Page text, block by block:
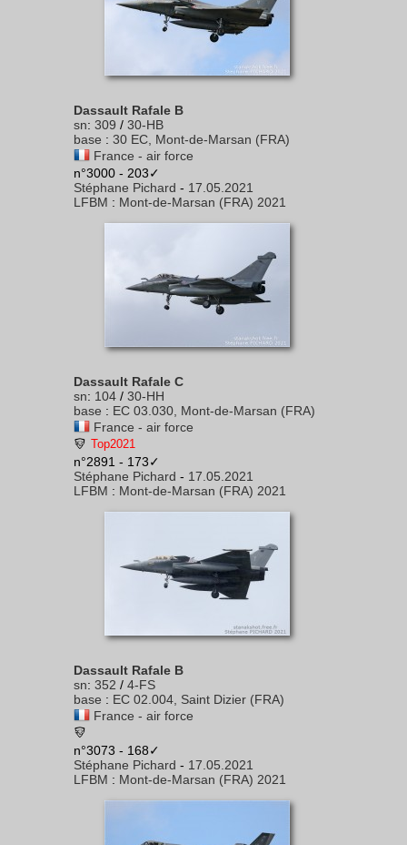
Dassault Rafale B
sn: 309 / 30-HB
base : 30 EC, Mont-de-Marsan (FRA)
France - air force
n°3000 - 203✓
Stéphane Pichard - 17.05.2021
LFBM : Mont-de-Marsan (FRA) 2021
Dassault Rafale C
sn: 104 / 30-HH
base : EC 03.030, Mont-de-Marsan (FRA)
France - air force
Top2021
n°2891 - 173✓
Stéphane Pichard - 17.05.2021
LFBM : Mont-de-Marsan (FRA) 2021
Dassault Rafale B
sn: 352 / 4-FS
base : EC 02.004, Saint Dizier (FRA)
France - air force
n°3073 - 168✓
Stéphane Pichard - 17.05.2021
LFBM : Mont-de-Marsan (FRA) 2021